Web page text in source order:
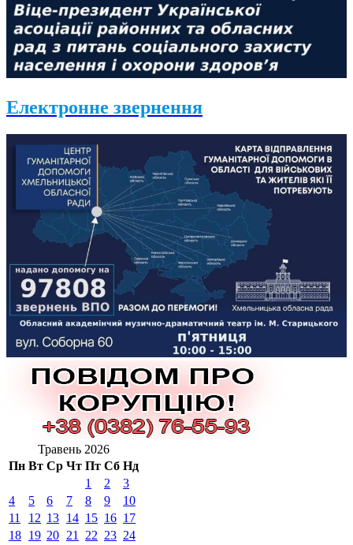
Електронне звернення
Травень 2026
Пн Вт Ср Чт Пт Сб Нд
1
2
3
4
5 6 7 8 9
10
11
12 13 14 15 16 17
18 19 20 21 22 23 24